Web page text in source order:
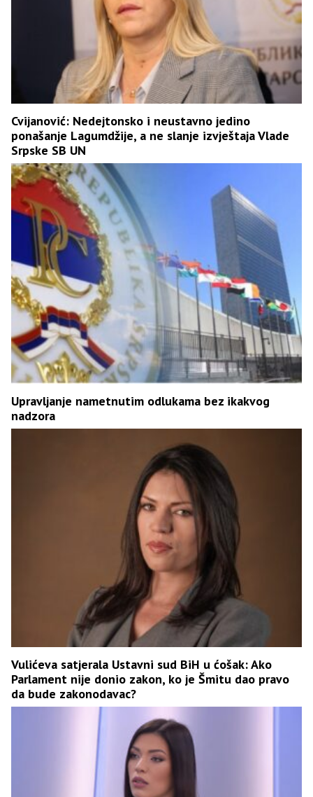
Cvijanović: Nedejtonsko i neustavno jedino
ponašanje Lagumdžije, a ne slanje izvještaja Vlade
Srpske SB UN
Upravljanje nametnutim odlukama bez ikakvog
nadzora
Vulićeva satjerala Ustavni sud BiH u ćošak: Ako
Parlament nije donio zakon, ko je Šmitu dao pravo
da bude zakonodavac?